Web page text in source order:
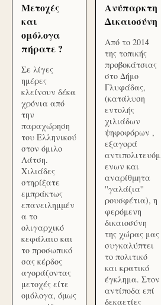
Μετοχές
και
ομόλογα
πήρατε ?
Σε λίγες
ημέρες
κλείνουν δέκα
χρόνια από
την
παραχώρηση
του Ελληνικού
στον όμιλο
Λάτση.
Χιλιάδες
στηρίξατε
εμπράκτως
επανειλημμέν
α το
ολιγαρχικό
κεφάλαιο και
το προσωπικό
σας κέρδος
αγοράζοντας
μετοχές είτε
ομόλογα, όμως
Ανύπαρκτη
Δικαιοσύνη
Από το 2014
της τοπικής
προβοκάτσιας
στο Δήμο
Γλυφάδας,
(κατάλυση
εντολής
χιλιάδων
ψηφοφόρων ,
εξαγορά
αντιπολιτευόμ
ενων και
αναρίθμητα
''γαλάζια''
ρουσφέτια), η
φερόμενη
δικαιοσύνη
της χώρας μας
συγκαλύπτει
το πολιτικό
και κρατικό
έγκλημα. Στον
αντίποδα επί
δεκαετίες